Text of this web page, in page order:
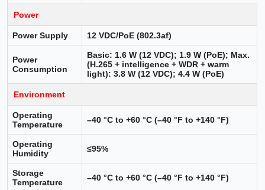
Power
Power Supply 12 VDC/PoE (802.3af)
Power
Consumption
Basic: 1.6 W (12 VDC); 1.9 W (PoE); Max.
(H.265 + intelligence + WDR + warm
light): 3.8 W (12 VDC); 4.4 W (PoE)
Environment
Operating
Temperature
–40 °C to +60 °C (–40 °F to +140 °F)
Operating
Humidity
≤95%
Storage
Temperature
–40 °C to +60 °C (–40 °F to +140 °F)